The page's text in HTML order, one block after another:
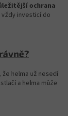
ochrana
investicí do
helma už nesedí
a helma může